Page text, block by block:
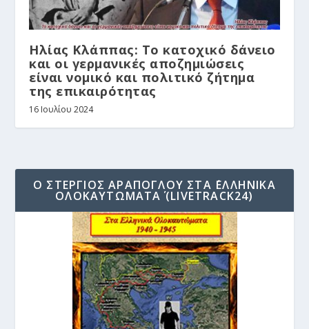
Ηλίας Κλάππας: Το κατοχικό δάνειο
και οι γερμανικές αποζημιώσεις
είναι νομικό και πολιτικό ζήτημα
της επικαιρότητας
16 Ιουλίου 2024
Ο ΣΤΈΡΓΙΟΣ ΑΡΆΠΟΓΛΟΥ ΣΤΑ ΄ΕΛΛΗΝΙΚΆ
ΟΛΟΚΑΥΤΏΜΑΤΑ΄ (LIVETRACK24)